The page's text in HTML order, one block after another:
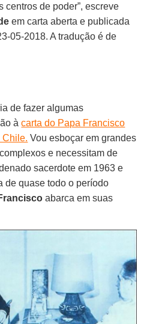
centros de poder”, escreve
em carta aberta e publicada
05-2018. A tradução é de
de fazer algumas
àcarta do Papa Francisco
Chile. Vou esboçar em grandes
e necessitam de
sacerdote em 1963 e
de quase todo o período
abarca em suas